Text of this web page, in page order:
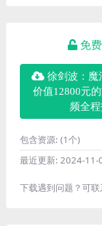
免
徐剑波：魔
价值12800元
频全
包含资源: (1个)
最近更新: 2024-11-
下载遇到问题？可